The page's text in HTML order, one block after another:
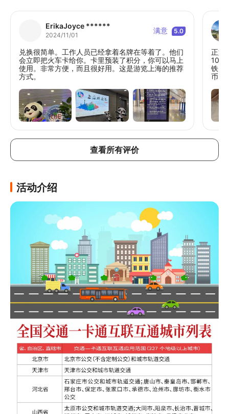
ErikaJoyce ******
2024/11/01 满意 5.0
兑换很简单。工作人员已经拿着名牌在等着了。他们
会立即把火车卡给你。卡里预装了积分，你可以马上
使用。非常方便，而且很好用。这是游览上海的推荐
方式。
正如
100
铁为
币，
查看所有评价
活动介绍